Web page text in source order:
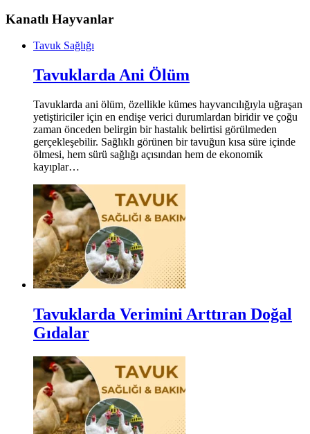
Kanatlı Hayvanlar
Tavuk Sağlığı
Tavuklarda Ani Ölüm
Tavuklarda ani ölüm, özellikle kümes hayvancılığıyla uğraşan
yetiştiriciler için en endişe verici durumlardan biridir ve çoğu
zaman önceden belirgin bir hastalık belirtisi görülmeden
gerçekleşebilir. Sağlıklı görünen bir tavuğun kısa süre içinde
ölmesi, hem sürü sağlığı açısından hem de ekonomik
kayıplar…
Tavuklarda Verimini Arttıran Doğal
Gıdalar